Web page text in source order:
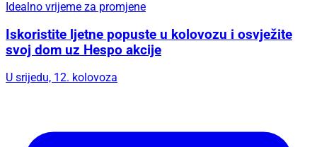
Idealno vrijeme za promjene
Iskoristite ljetne popuste u kolovozu i osvježite
svoj dom uz Hespo akcije
U srijedu, 12. kolovoza